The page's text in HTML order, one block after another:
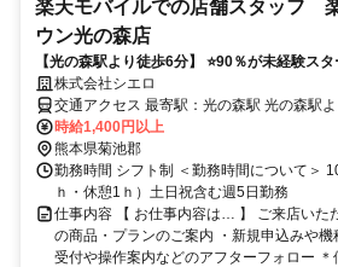
楽天モバイルでの店舗スタッフ
ウン光の森店
【光の森駅より徒歩6分】 ⭐️90％が未経験ス
たい」などあなたの希望が叶う○
株式会社シエロ
交通アクセス 最寄駅：光の森駅 光の森駅より徒歩6分 ★車・バイク
通勤OK
時給1,400円以上
熊本県菊池郡
勤務時間 シフト制 ＜勤務時間について＞
ｈ・休憩1ｈ）土日祝含む週5日勤務
仕事内容 【 お仕事内容は… 】 ご来店いた
の商品・プランのご案内 ・新規申込みや
受付や操作案内などのアフターフォロー